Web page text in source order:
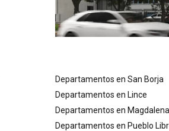
Departamentos en San Borja
Departamentos en Lince
Departamentos en Magdalena
Departamentos en Pueblo